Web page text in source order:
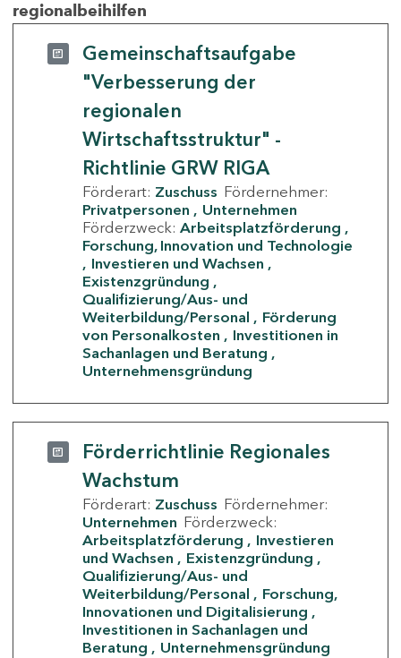
regionalbeihilfen
Gemeinschaftsaufgabe
"Verbesserung der
regionalen
Wirtschaftsstruktur" -
Richtlinie GRW RIGA
Förderart: Zuschuss Fördernehmer:
Privatpersonen
Unternehmen
Förderzweck: Arbeitsplatzförderung
Forschung, Innovation und Technologie
Investieren und Wachsen
Existenzgründung
Qualifizierung/Aus- und
Weiterbildung/Personal
Förderung
von Personalkosten
Investitionen in
Sachanlagen und Beratung
Unternehmensgründung
Förderrichtlinie Regionales
Wachstum
Förderart: Zuschuss Fördernehmer:
Unternehmen Förderzweck:
Arbeitsplatzförderung
Investieren
und Wachsen
Existenzgründung
Qualifizierung/Aus- und
Weiterbildung/Personal
Forschung,
Innovationen und Digitalisierung
Investitionen in Sachanlagen und
Beratung
Unternehmensgründung